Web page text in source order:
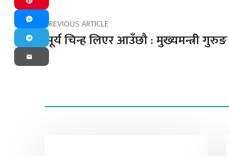
PREVIOUS ARTICLE
सूर्य चिन्ह लिएर आउँछौ : मुख्यमन्त्री गुरुङ
Pinterest
Messenger
Telegram
Email